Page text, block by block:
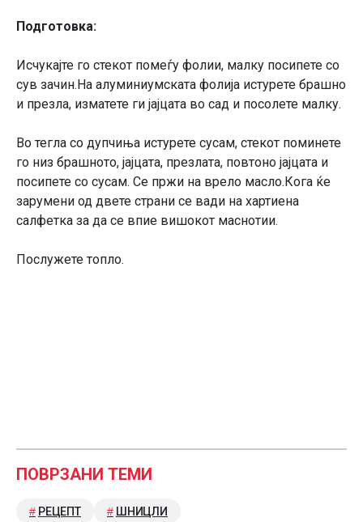
Подготовка:
Исчукајте го стекот помеѓу фолии, малку посипете со
сув зачин.На алуминиумската фолија истурете брашно
и презла, изматете ги јајцата во сад и посолете малку.
Во тегла со дупчиња истурете сусам, стекот поминете
го низ брашното, јајцата, презлата, повтоно јајцата и
посипете со сусам. Се пржи на врело масло.Кога ќе
зарумени од двете страни се вади на хартиена
салфетка за да се впие вишокот маснотии.
Послужете топло.
ПОВРЗАНИ ТЕМИ
РЕЦЕПТ ШНИЦЛИ